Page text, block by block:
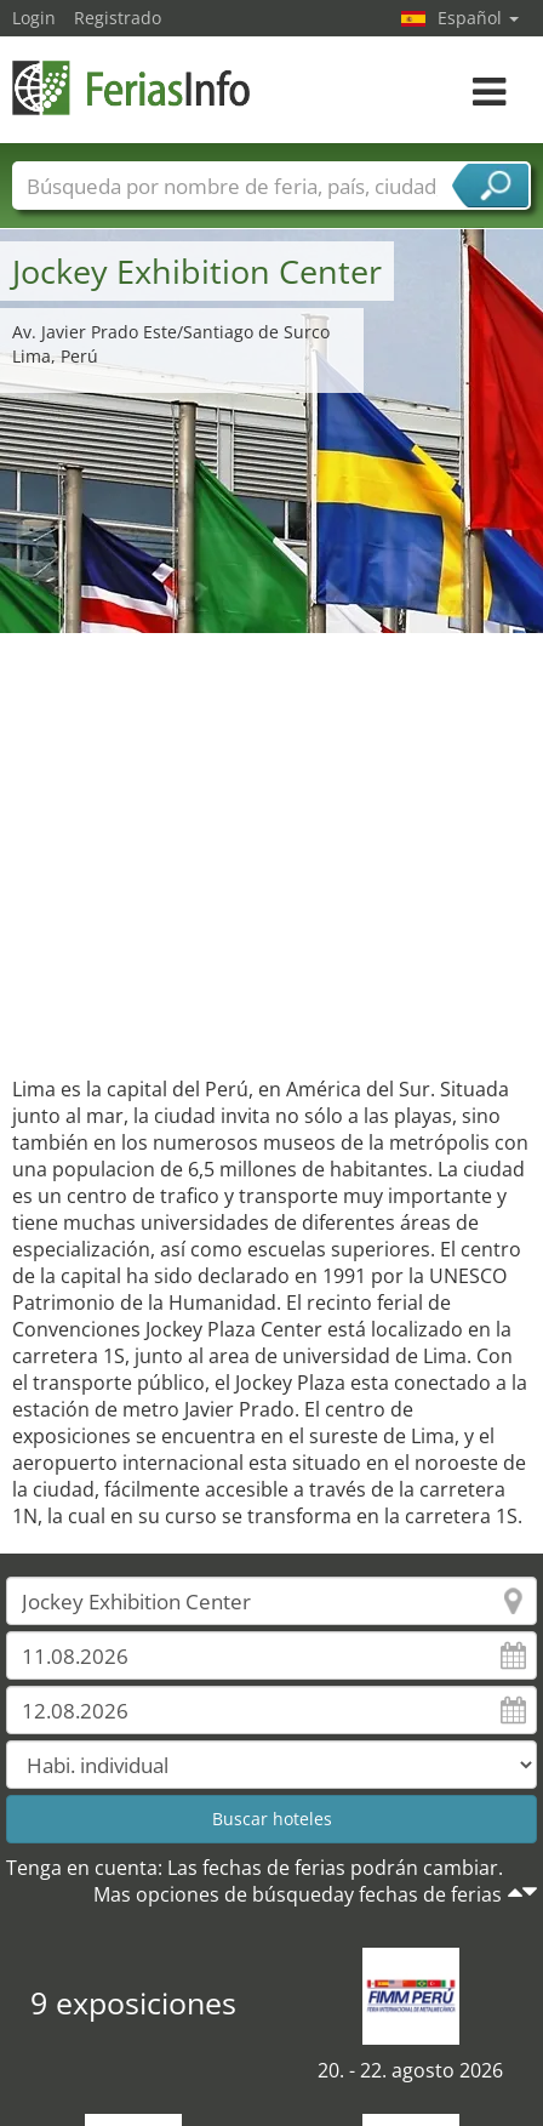
Jockey Exhibition Center
Av. Javier Prado Este/Santiago de Surco
Lima, Perú
Lima es la capital del Perú, en América del Sur. Situada
junto al mar, la ciudad invita no sólo a las playas, sino
también en los numerosos museos de la metrópolis con
una populacion de 6,5 millones de habitantes. La ciudad
es un centro de trafico y transporte muy importante y
tiene muchas universidades de diferentes áreas de
especialización, así como escuelas superiores. El centro
de la capital ha sido declarado en 1991 por la UNESCO
Patrimonio de la Humanidad. El recinto ferial de
Convenciones Jockey Plaza Center está localizado en la
carretera 1S, junto al area de universidad de Lima. Con
el transporte público, el Jockey Plaza esta conectado a la
estación de metro Javier Prado. El centro de
exposiciones se encuentra en el sureste de Lima, y el
aeropuerto internacional esta situado en el noroeste de
la ciudad, fácilmente accesible a través de la carretera
1N, la cual en su curso se transforma en la carretera 1S.
Tenga en cuenta: Las fechas de ferias podrán cambiar.
Mas opciones de búsqueday fechas de ferias
9 exposiciones
20. - 22. agosto 2026
Login Registrado Español
toggle
Nombres de ferias Países
Ciudades
Sectores de ferias
Sectores de proveedor de servicios